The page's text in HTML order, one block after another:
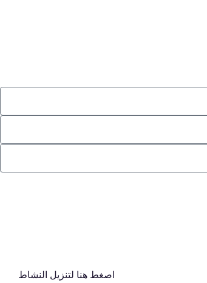
اصغط هنا لتنزيل النشاط